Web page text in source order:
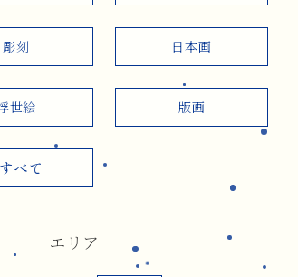
彫刻 日本画
世絵 版画
べて
エリア